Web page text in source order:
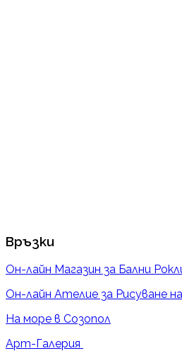
Връзки
Он-лайн Магазин за Бални
Он-лайн Ателие за Рисуване
На море в Созопол
Арт-Галерия